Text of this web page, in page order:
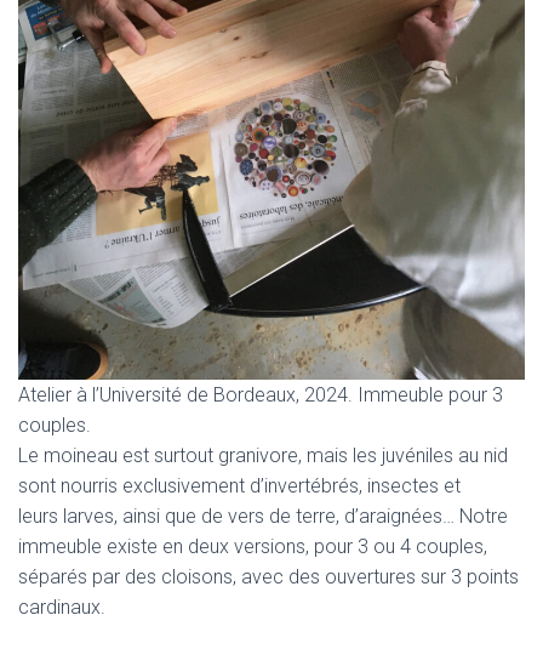
Atelier à l’Université de Bordeaux, 2024. Immeuble pour 3
couples.
Le moineau est surtout granivore, mais les juvéniles au nid
sont nourris exclusivement d’invertébrés, insectes et
leurs larves, ainsi que de vers de terre, d’araignées… Notre
immeuble existe en deux versions, pour 3 ou 4 couples,
séparés par des cloisons, avec des ouvertures sur 3 points
cardinaux.